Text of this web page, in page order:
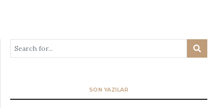
SON YAZILAR